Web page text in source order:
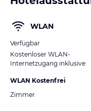
WLAN
Verfügbar
Kostenloser WLAN-
Internetzugang inklusive
WLAN Kostenfrei
Zimmer